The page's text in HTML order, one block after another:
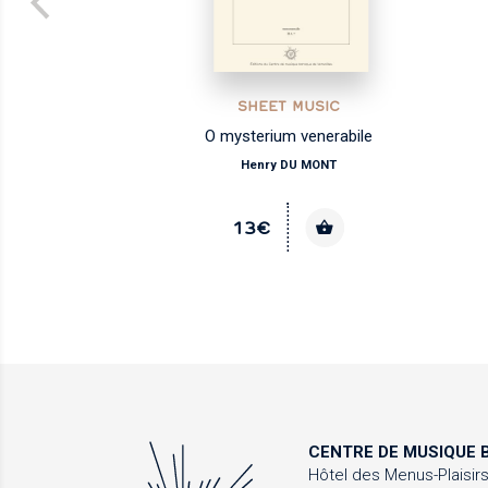
SHEET MUSIC
O mysterium venerabile
Henry DU MONT
13€
CENTRE DE MUSIQUE
Hôtel des Menus-